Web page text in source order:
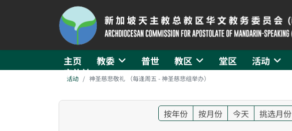
主页 教委 普世 教区 堂区 活动
守礼社
活动 神圣慈悲敬礼 （每逢周五 - 神圣慈悲组举办）
按年份 按月份 今天 挑选月份